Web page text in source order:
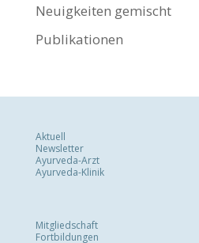
Neuigkeiten gemischt
Publikationen
Aktuell
Newsletter
Ayurveda-Arzt
Ayurveda-Klinik
Mitgliedschaft
Fortbildungen